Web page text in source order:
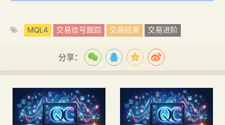
MQL4 交易信号跟踪 交易结果 交易进阶
分享：